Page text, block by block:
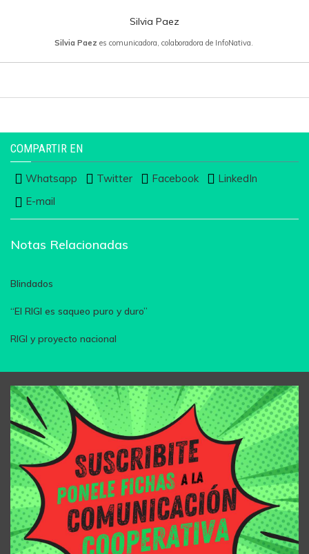
Silvia Paez
Silvia Paez es comunicadora, colaboradora de InfoNativa.
COMPARTIR EN
Whatsapp Twitter Facebook
LinkedIn
E-mail
Notas Relacionadas
Blindados
“El RIGI es saqueo puro y duro”
RIGI y proyecto nacional